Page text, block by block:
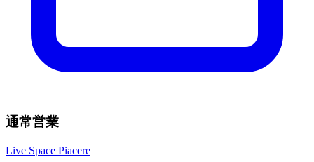
通常営業
Live Space Piacere